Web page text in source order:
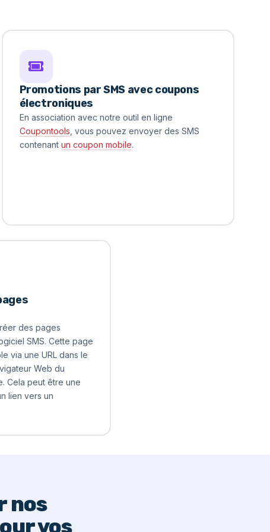
Promotions par SMS avec coupons
électroniques
En association avec notre outil en ligne
Coupontools , vous pouvez envoyer des SMS
contenant un coupon mobile.
des pages
SMS. Cette page
via une URL dans le
Web du
Cela peut être une
lien vers un
nos
vos